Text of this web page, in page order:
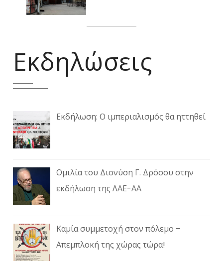
Εκδηλώσεις
Εκδήλωση: Ο ιμπεριαλισμός θα ηττηθεί
Ομιλία του Διονύση Γ. Δρόσου στην
εκδήλωση της ΛΑΕ-ΑΑ
Καμία συμμετοχή στον πόλεμο –
Απεμπλοκή της χώρας τώρα!